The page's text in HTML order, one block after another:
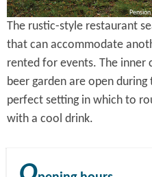
The rustic-style restaurant
that can accommodate
rented for events. The inner
beer garden are open
perfect setting in which to
with a cool drink.